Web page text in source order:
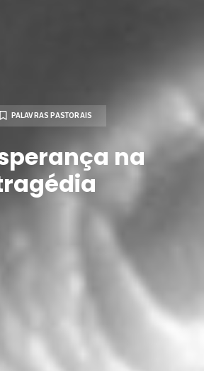
PALAVRAS PASTORAIS
na